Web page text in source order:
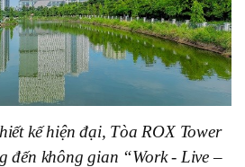
kế hiện đại, Tòa ROX Tower
đến không gian “Work - Live –